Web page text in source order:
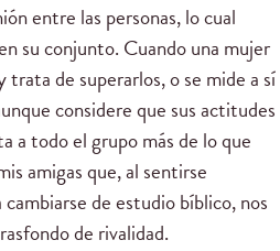
entre las personas, lo cual
su conjunto. Cuando una mujer
trata de superarlos, o se mide a sí
considere que sus actitudes
a todo el grupo más de lo que
amigas que, al sentirse
de estudio bíblico, nos
de rivalidad.